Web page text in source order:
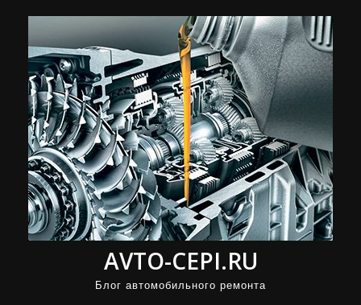
AVTO-CEPI.RU
Блог автомобильного ремонта